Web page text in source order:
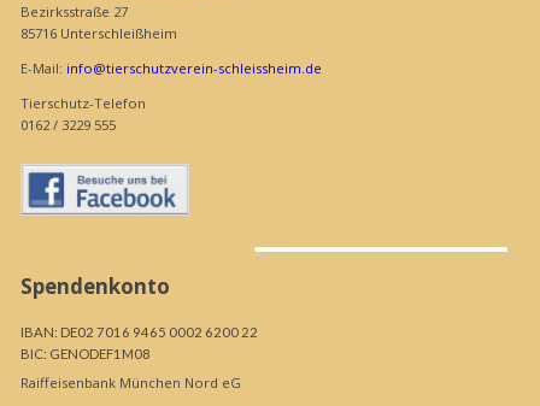
Bezirksstraße 27
85716 Unterschleißheim
E-Mail: info@tierschutzverein-schleissheim.de
Tierschutz-Telefon
0162 / 3229 555
Spendenkonto
IBAN: DE02 7016 9465 0002 6200 22
BIC: GENODEF1M08
Raiffeisenbank München Nord eG